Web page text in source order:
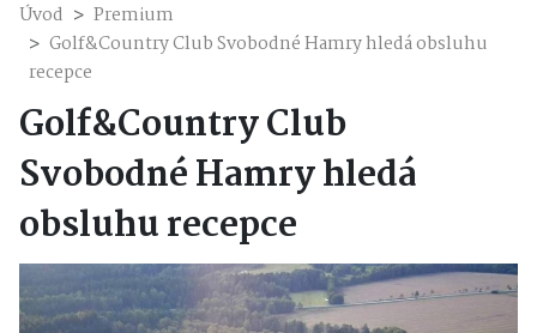
Úvod
Premium
Golf&Country Club Svobodné Hamry hledá obsluhu
recepce
Golf&Country Club
Svobodné Hamry hledá
obsluhu recepce